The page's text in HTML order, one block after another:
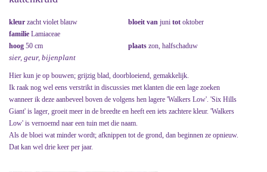
kleur zacht violet blauw bloeit van juni tot oktober
familie Lamiaceae
hoog 50 cm plaats zon, halfschaduw
sier, geur, bijenplant
Hier kun je op bouwen; grijzig blad, doorbloeiend, gemakkelijk.
Ik raak nog wel eens verstrikt in discussies met klanten die een lage zoeken
wanneer ik deze aanbeveel boven de volgens hen lagere 'Walkers Low'. 'Six Hills
Giant' is lager, groeit meer in de breedte en heeft een iets zachtere kleur. 'Walkers
Low' is vernoemd naar een tuin met die naam.
Als de bloei wat minder wordt; afknippen tot de grond, dan beginnen ze opnieuw.
Dat kan wel drie keer per jaar.